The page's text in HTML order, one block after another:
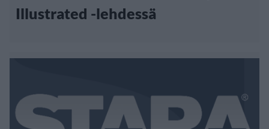
Illustrated -lehdessä